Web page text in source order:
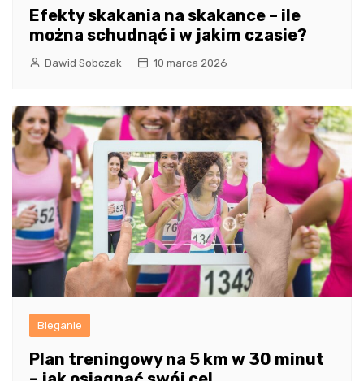
Efekty skakania na skakance – ile
można schudnąć i w jakim czasie?
Dawid Sobczak 10 marca 2026
Bieganie
Plan treningowy na 5 km w 30 minut